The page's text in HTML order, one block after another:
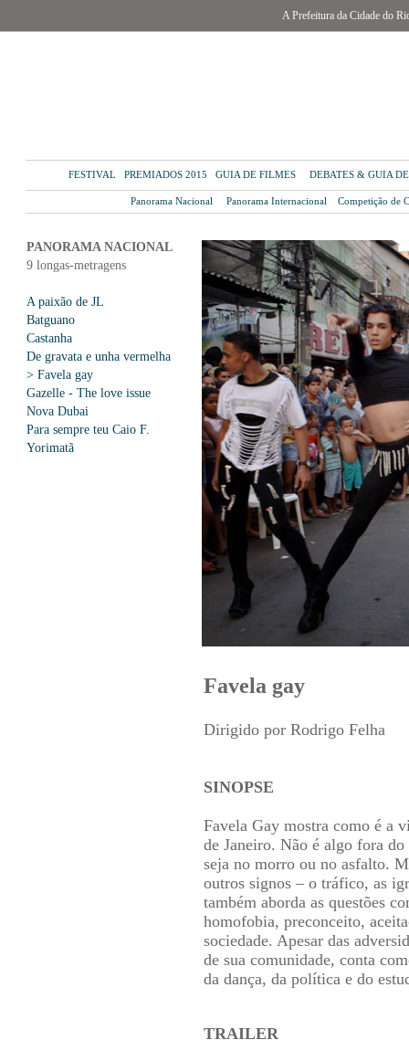
A Prefeitura da Cidade do
FESTIVAL PREMIADOS 2015 GUIA DE FILMES DEBATES & GUIA
Panorama Nacional Panorama Internacional Competição de
PANORAMA NACIONAL
9 longas-metragens
A paixão de JL
Batguano
Castanha
De gravata e unha vermelha
> Favela gay
Gazelle - The love issue
Nova Dubai
Para sempre teu Caio F.
Yorimatã
Favela gay
Dirigido por Rodrigo Felha
SINOPSE
Favela Gay mostra como é a
de Janeiro. Não é algo fora
seja no morro ou no asfalto.
outros signos – o tráfico, as
também aborda as questões
homofobia, preconceito,
sociedade. Apesar das
de sua comunidade, conta
da dança, da política e do
TRAILER